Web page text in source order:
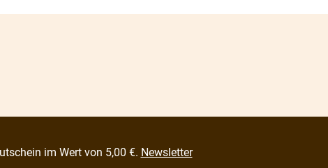
im Wert von 5,00 €. Newsletter